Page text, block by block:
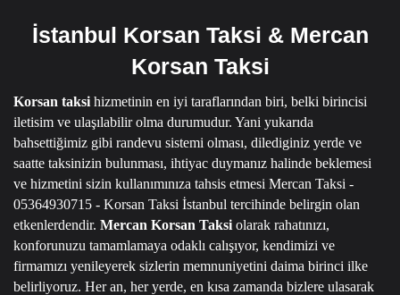
İstanbul Korsan Taksi & Mercan
Korsan Taksi
Korsan taksi hizmetinin en iyi taraflarından biri, belki birincisi
iletisim ve ulaşılabilir olma durumudur. Yani yukarıda
bahsettiğimiz gibi randevu sistemi olması, dilediginiz yerde ve
saatte taksinizin bulunması, ihtiyac duymanız halinde beklemesi
ve hizmetini sizin kullanımınıza tahsis etmesi Mercan Taksi -
05364930715 - Korsan Taksi İstanbul tercihinde belirgin olan
etkenlerdendir. Mercan Korsan Taksi olarak rahatınızı,
konforunuzu tamamlamaya odaklı calışıyor, kendimizi ve
firmamızı yenileyerek sizlerin memnuniyetini daima birinci ilke
belirliyoruz. Her an, her yerde, en kısa zamanda bizlere ulasarak